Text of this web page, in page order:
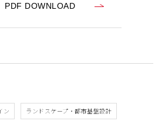
PDF DOWNLOAD
ン ランドスケープ・都市基盤設計